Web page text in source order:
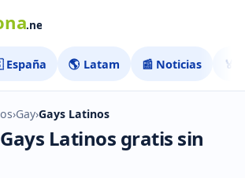
🌎 Latam 📰 Noticias 🏅
›Gay›Gays Latinos
Latinos gratis sin